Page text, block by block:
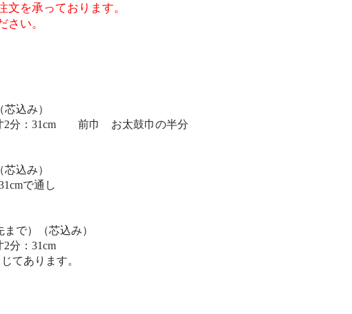
を承っております。
さい。
込み）
分：31cm 前巾 お太鼓巾の半分
込み）
で通し
で）（芯込み）
：31cm
てあります。